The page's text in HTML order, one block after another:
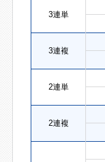
3連単
3連複
2連単
2連複